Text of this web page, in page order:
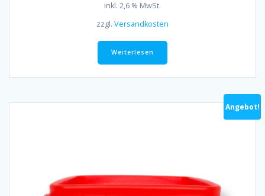
35,00 CHF
inkl. 2,6 % MwSt.
zzgl. Versandkosten
Weiterlesen
Angebot!